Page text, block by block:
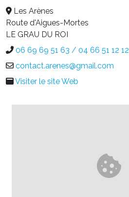
Les Arènes
Route d'Aigues-Mortes
LE GRAU DU ROI
06 69 69 51 63 / 04 66 51 12 12
contact.arenes@gmail.com
Visiter le site Web